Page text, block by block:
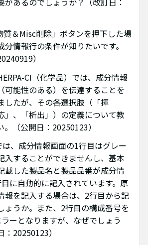
＆Misc削除」ボタンを押下した場
分情報行の条件が知りたいです。
）
CI（化学品）では、成分情報
可能性のある）を伝達することを
したが、その各選択肢（「揮
」、「析出」）の定義について教
。（公開日：20250123）
、成分情報画面の1行目はグレー
入することができませんし、基本
載した製品名と製品品番が成分情
に自動的に記入されています。原
報を記入する場合は、2行目から記
ょうか。また、2行目の構成番号を
ーとなりますが、なぜでしょう
20250123）